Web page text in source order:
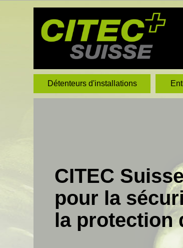
Détenteurs d'installations
CITEC
pour la
la protection